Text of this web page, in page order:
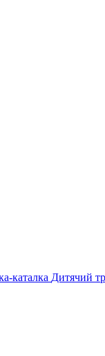
каталка Дитячий